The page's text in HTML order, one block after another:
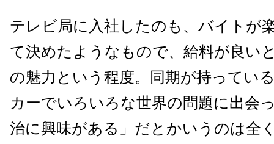
テレビ局に入社したのも、バイトが
て決めたようなもので、給料が良い
の魅力という程度。同期が持ってい
カーでいろいろな世界の問題に出会
治に興味がある」だとかいうのは全